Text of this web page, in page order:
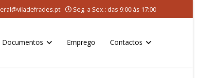
Seg. a Sex.: das 9:00 às 17:00
Documentos Emprego Contactos